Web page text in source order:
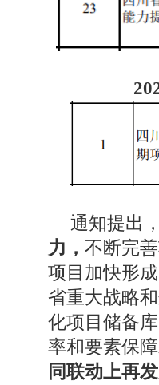
通知提出
力， 不断完
项目加快形
省重大战略
化项目储备库
率和要素保
同联动上再发